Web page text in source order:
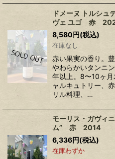
ドメーヌ トルシュ
ヴェ ユゴ 赤
8,580円(税込)
在庫なし
赤い果実の香り。
やわらかいタンニ
年以上。8〜10ヶ
ャルキュトリー、
リル料理、…
モーリス・ガヴィ
ム” 赤 2014
6,336円(税込)
在庫わずか